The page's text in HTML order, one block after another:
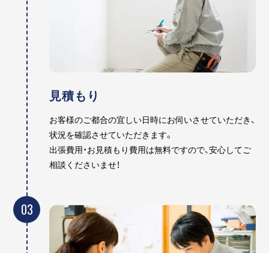
見積もり
お客様のご都合の宜しい日時にお伺いさせていただき、
状況を確認させていただきます。
出張費用・お見積もり費用は無料ですので、安心してご
相談くださいませ！
03